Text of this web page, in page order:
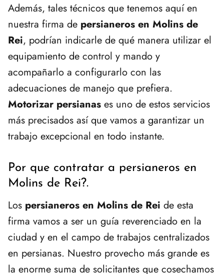
Además, tales técnicos que tenemos aquí en
nuestra firma de persianeros en Molins de
Rei, podrían indicarle de qué manera utilizar el
equipamiento de control y mando y
acompañarlo a configurarlo con las
adecuaciones de manejo que prefiera.
Motorizar persianas es uno de estos servicios
más precisados así que vamos a garantizar un
trabajo excepcional en todo instante.
Por que contratar a persianeros en
Molins de Rei?.
Los persianeros en Molins de Rei de esta
firma vamos a ser un guía reverenciado en la
ciudad y en el campo de trabajos centralizados
en persianas. Nuestro provecho más grande es
la enorme suma de solicitantes que cosechamos